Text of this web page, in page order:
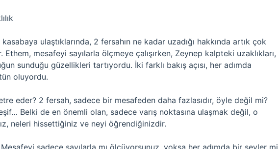
ulaştıklarında, 2 fersahın ne kadar uzadığı hakkında artık çok
mesafeyi sayılarla ölçmeye çalışırken, Zeynep kalpteki uzaklıkları,
sunduğu güzellikleri tartıyordu. İki farklı bakış açısı, her adımda
oluyordu.
eder? 2 fersah, sadece bir mesafeden daha fazlasıdır, öyle değil mi?
Belki de en önemli olan, sadece varış noktasına ulaşmak değil, o
neleri hissettiğiniz ve neyi öğrendiğinizdir.
sadece sayılarla mı ölçüyorsunuz, yoksa her adımda bir şeyler mi